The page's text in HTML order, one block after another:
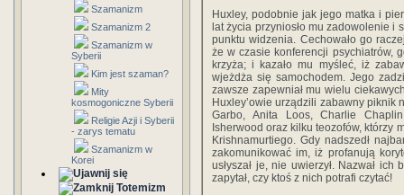
Szamanizm
Szamanizm 2
Szamanizm w
Syberii
Kim jest szaman?
Mity
kosmogoniczne Syberii
Religie Azji i Syberii
- zarys tematu
Szamanizm w
Korei
Totemizm
Huxley, podobnie jak jego matka i
lat życia przyniosło mu zadowolenie i
punktu widzenia. Cechowało go
że w czasie konferencji psychiatrów,
krzyża; i kazało mu myśleć, iż
wjeżdża się samochodem. Jego
zawsze zapewniał mu wielu
Huxley’owie urządzili zabawny piknik
Garbo, Anita Loos, Charlie
Isherwood oraz kilku teozofów, którzy
Krishnamurtiego. Gdy nadszedł
zakomunikować im, iż profanują
usłyszał je, nie uwierzył. Nazwał
zapytał, czy ktoś z nich potrafi czytać!